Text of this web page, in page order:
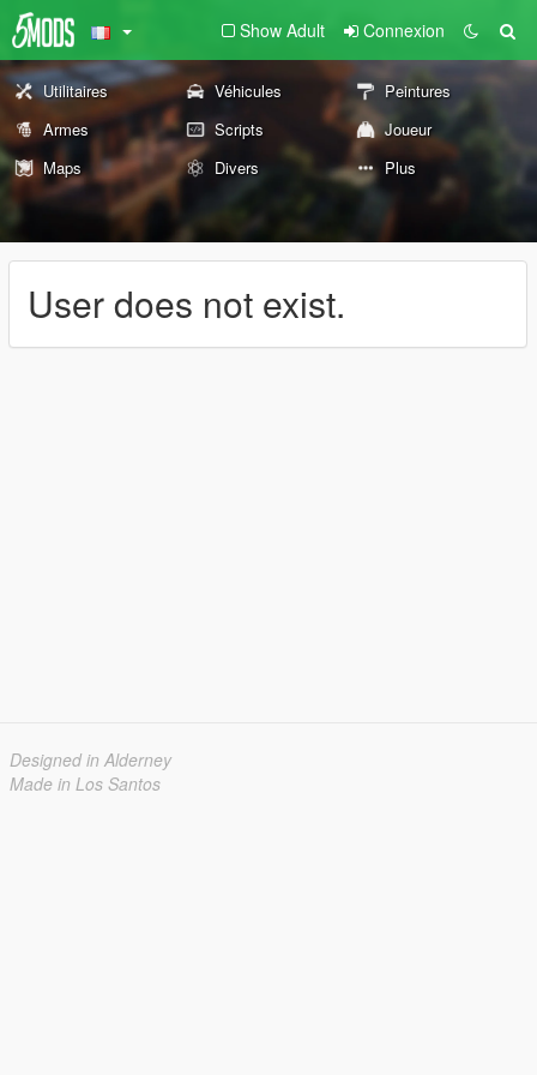
Show Adult Connexion
Utilitaires Véhicules
Peintures
Armes
Scripts
Joueur
Maps
Divers Plus
User does not exist.
Designed in Alderney
Made in Los Santos